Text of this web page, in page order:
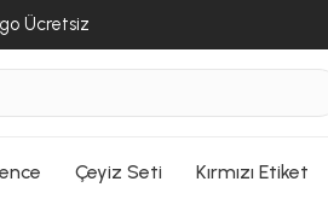
Ücretsiz
Çeyiz Seti Kırmızı Etiket